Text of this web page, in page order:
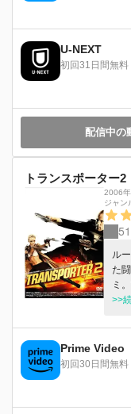
U-NEXT
初回31日間無料
配信中の
トランスポーター2
2006
ジャン
ル
た
ミ
の
を
れ
に
を
覚
ッ
>>
Prime Video
初回30日間無料